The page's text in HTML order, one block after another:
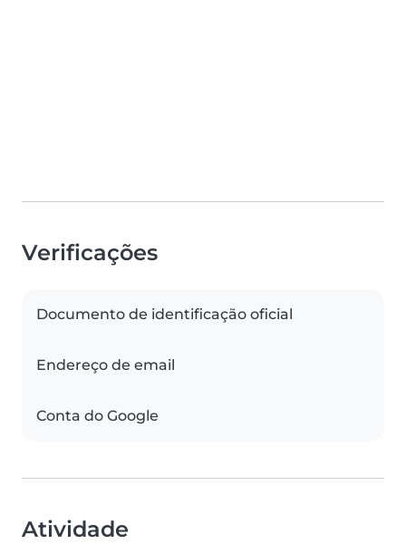
Verificações
Documento de identificação oficial
Endereço de email
Conta do Google
Atividade